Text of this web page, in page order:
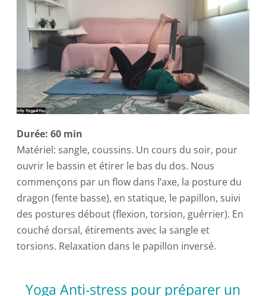
Durée: 60 min
Matériel: sangle, coussins. Un cours du soir, pour
ouvrir le bassin et étirer le bas du dos. Nous
commençons par un flow dans l’axe, la posture du
dragon (fente basse), en statique, le papillon, suivi
des postures débout (flexion, torsion, guérrier). En
couché dorsal, étirements avec la sangle et
torsions. Relaxation dans le papillon inversé.
Yoga Anti-stress pour préparer un